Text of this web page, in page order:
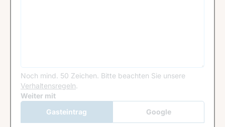
Noch mind. 50 Zeichen. Bitte beachten Sie unsere
Verhaltensregeln.
Google Recaptcha
Weiter mit
Gasteintrag
Google
Anmeldung